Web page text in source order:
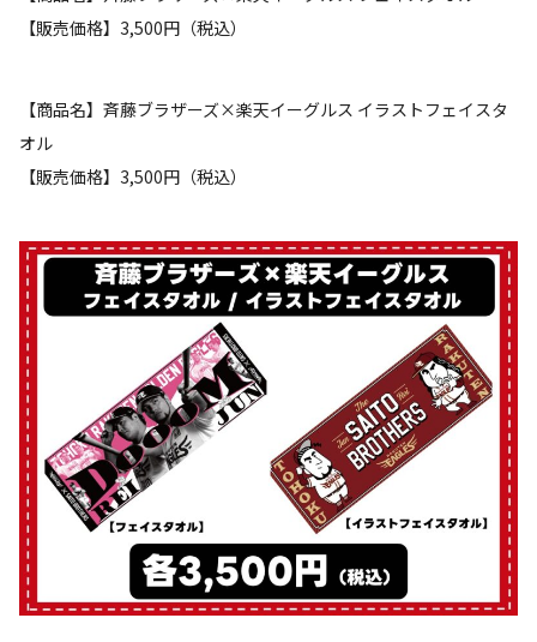
【販売価格】3,500円（税込）
【商品名】斉藤ブラザーズ×楽天イーグルス イラストフェイスタ
オル
【販売価格】3,500円（税込）